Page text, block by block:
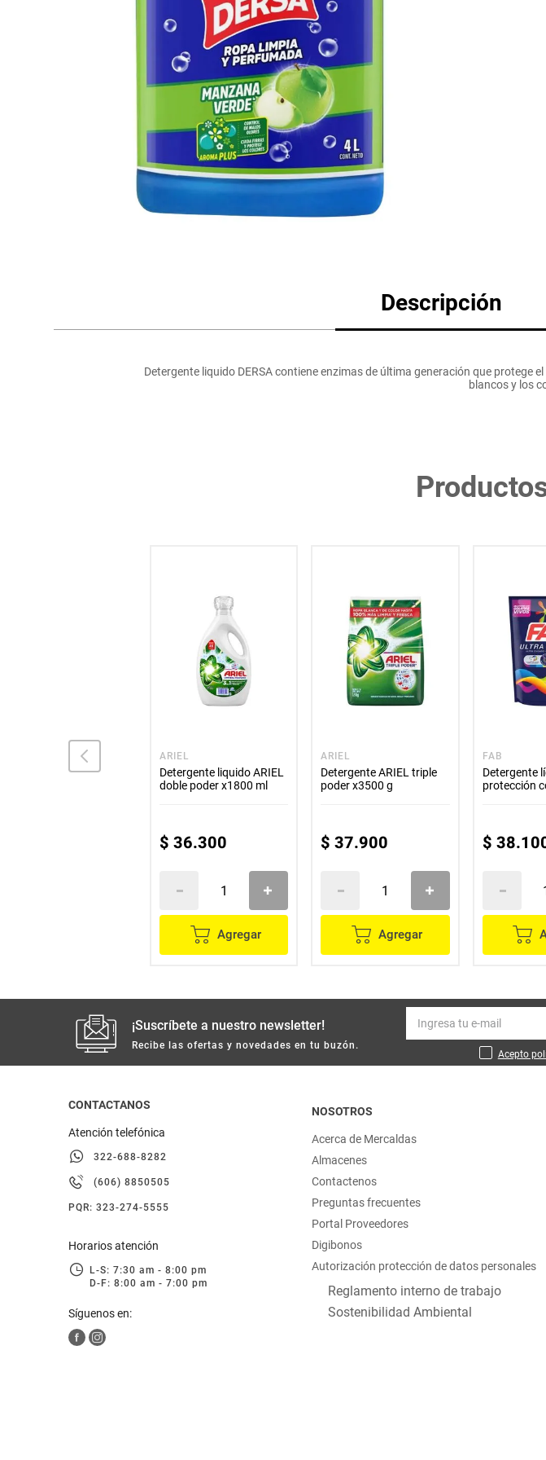
lácteos y refrigerados
otros
Descripción
Detergente liquido DERSA contiene enzimas de última generación que
blancos y los
líquido VEL
ARIEL
Detergente liquido ARIEL
doble poder x1800 ml
$ 36.300
Agregar
ARIEL
Detergente ARIEL triple
poder x3500 g
$ 37.900
Agregar
FAB
Detergente
protección
$ 38.
¡Suscríbete a nuestro newsletter!
Recibe las ofertas y novedades en tu buzón.
Acepto
CONTACTANOS
Atención telefónica
322-688-8282
(606) 8850505
PQR: 323-274-5555
Horarios atención
L-S: 7:30 am - 8:00 pm
D-F: 8:00 am - 7:00 pm
Síguenos en:
NOSOTROS
Acerca de Mercaldas
Almacenes
Contactenos
Preguntas frecuentes
Portal Proveedores
Digibonos
Autorización protección de datos personales
Reglamento interno de trabajo
Sostenibilidad Ambiental
Mantequilla